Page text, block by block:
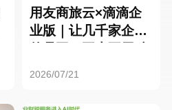
用友商旅云×滴滴企
业版｜让几千家企业
2026/07/21